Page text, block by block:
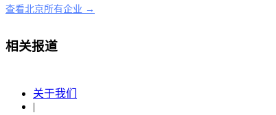
查看北京所有企业 →
相关报道
关于我们
|